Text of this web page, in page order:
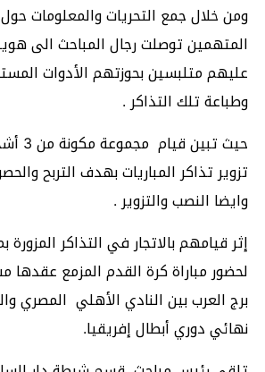
ومن خلال جمع التحريات والمعلومات
المتهمين توصلت رجال المباحث الى
عليهم متلبسين بحوزتهم الأدوات
وطباعة تلك التذاكر .
حيث
تزوير تذاكر المباريات بهدف التربح
وايضا النصب والتزوير .
إثر قيامهم بالاتجار في التذاكر المزورة
لحضور مباراة كرة القدم المزمع عقدها
برج العرب بين النادي الأهلي المصري
نهائي دوري أبطال إفريقيا.